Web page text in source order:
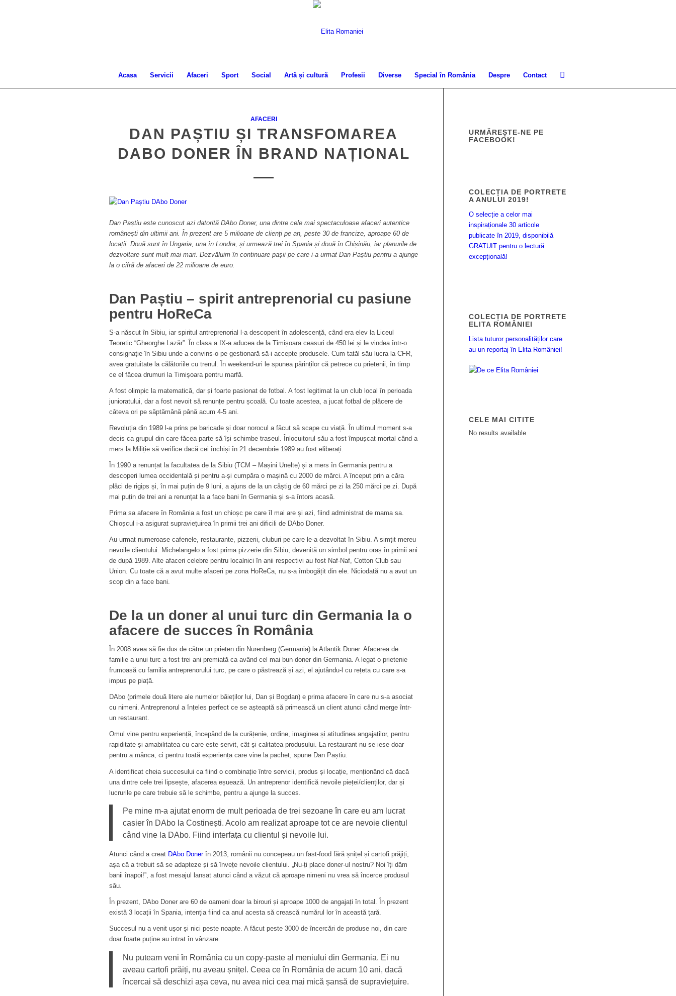
Acasa Servicii Afaceri Sport Social Artă și cultură Profesii Diverse Special în România Despre Contact
AFACERI
DAN PAȘTIU ȘI TRANSFOMAREA
DABO DONER ÎN BRAND NAȚIONAL
Dan Paștiu este cunoscut azi datorită DAbo Doner, una dintre cele mai spectaculoase afaceri autentice
românești din ultimii ani. În prezent are 5 milioane de clienți pe an, peste 30 de francize, aproape 60 de
locații. Două sunt în Ungaria, una în Londra, și urmează trei în Spania și două în Chișinău, iar planurile de
dezvoltare sunt mult mai mari. Dezvăluim în continuare pașii pe care i-a urmat Dan Paștiu pentru a ajunge
la o cifră de afaceri de 22 milioane de euro.
Dan Paștiu – spirit antreprenorial cu pasiune
pentru HoReCa
S-a născut în Sibiu, iar spiritul antreprenorial l-a descoperit în adolescență, când era elev la Liceul
Teoretic “Gheorghe Lazăr”.
În clasa a IX-a aducea de la Timișoara ceasuri de 450 lei și le vindea într-o
consignație în Sibiu unde a convins-o pe gestionară să-i accepte produsele. Cum tatăl său lucra la CFR,
avea gratuitate la călătoriile cu trenul. În weekend-uri le spunea părinților că petrece cu prietenii, în timp
ce el făcea drumuri la Timișoara pentru marfă.
A fost olimpic la matematică, dar și foarte pasionat de fotbal. A fost legitimat la un club local în perioada
junioratului, dar a fost nevoit să renunțe pentru școală. Cu toate acestea, a jucat fotbal de plăcere de
câteva ori pe săptămână până acum 4-5 ani.
Revoluția din 1989 l-a prins pe baricade și doar norocul a făcut să scape cu viață. În ultimul moment s-a
decis ca grupul din care făcea parte să își schimbe traseul. Înlocuitorul său a fost împușcat mortal când a
mers la Miliție să verifice dacă cei închiși în 21 decembrie 1989 au fost eliberați.
În 1990 a renunțat la facultatea de la Sibiu (TCM – Mașini Unelte) și a mers în Germania pentru a
descoperi lumea occidentală și pentru a-și cumpăra o mașină cu 2000 de mărci. A început prin a căra
plăci de rigips și, în mai puțin de 9 luni, a ajuns de la un câștig de 60 mărci pe zi la 250 mărci pe zi. După
mai puțin de trei ani a renunțat la a face bani în Germania și s-a întors acasă.
Prima sa afacere în România a fost un chioșc pe care îl mai are și azi, fiind administrat de mama sa.
Chioșcul i-a asigurat supraviețuirea în primii trei ani dificili de DAbo Doner.
Au urmat numeroase cafenele, restaurante, pizzerii, cluburi pe care le-a dezvoltat în Sibiu. A simțit mereu
nevoile clientului. Michelangelo a fost prima pizzerie din Sibiu, devenită un simbol pentru oraș în primii ani
de după 1989. Alte afaceri celebre pentru localnici în anii respectivi au fost Naf-Naf, Cotton Club sau
Union. Cu toate că a avut multe afaceri pe zona HoReCa, nu s-a îmbogățit din ele. Niciodată nu a avut un
scop din a face bani.
De la un doner al unui turc din Germania la o
afacere de succes în România
În 2008 avea să fie dus de către un prieten din Nurenberg (Germania) la Atlantik Doner. Afacerea de
familie a unui turc a fost trei ani premiată ca având cel mai bun doner din Germania. A legat o prietenie
frumoasă cu familia antreprenorului turc, pe care o păstrează și azi, el ajutându-l cu rețeta cu care s-a
impus pe piață.
DAbo (primele două litere ale numelor băieților lui, Dan și Bogdan) e prima afacere în care nu s-a asociat
cu nimeni. Antreprenorul a înțeles perfect ce se așteaptă să primească un client atunci când merge într-
un restaurant.
Omul vine pentru experiență, începând de la curățenie, ordine, imaginea și atitudinea angajaților, pentru
rapiditate și amabilitatea cu care este servit, cât și calitatea produsului. La restaurant nu se iese doar
pentru a mânca, ci pentru toată experiența care vine la pachet, spune Dan Paștiu.
A identificat cheia succesului ca fiind o combinație între servicii, produs și locație, menționând că dacă
una dintre cele trei lipsește, afacerea eșuează. Un antreprenor identifică nevoile pieței/clienților, dar și
lucrurile pe care trebuie să le schimbe, pentru a ajunge la succes.
Pe mine m-a ajutat enorm de mult perioada de trei sezoane în care eu am lucrat
casier în DAbo la Costinești. Acolo am realizat aproape tot ce are nevoie clientul
când vine la DAbo. Fiind interfața cu clientul și nevoile lui.
Atunci când a creat DAbo Donerîn 2013, românii nu concepeau un fast-food fără șnițel și cartofi prăjiți,
așa că a trebuit să se adapteze și să învețe nevoile clientului. „Nu-ți place doner-ul nostru? Noi îți dăm
banii înapoi!”, a fost mesajul lansat atunci când a văzut că aproape nimeni nu vrea să încerce produsul
său.
În prezent, DAbo Doner are 60 de oameni doar la birouri și aproape 1000 de angajați în total. În prezent
există 3 locații în Spania, intenția fiind ca anul acesta să crească numărul lor în această țară.
Succesul nu a venit ușor și nici peste noapte. A făcut peste 3000 de încercări de produse noi, din care
doar foarte puține au intrat în vânzare.
Nu puteam veni în România cu un copy-paste al meniului din Germania. Ei nu
aveau cartofi prăiți, nu aveau șnițel. Ceea ce în România de acum 10 ani, dacă
încercai să deschizi așa ceva, nu avea nici cea mai mică șansă de supraviețuire.
URMĂREȘTE-NE PE
FACEBOOK!
COLECȚIA DE PORTRETE
A ANULUI 2019!
O selecție a celor mai
inspiraționale 30 articole
publicate în 2019, disponibilă
GRATUIT pentru o lectură
excepțională!
COLECȚIA DE PORTRETE
ELITA ROMÂNIEI
Lista tuturor personalităților care
au un reportaj în Elita României!
CELE MAI CITITE
No results available